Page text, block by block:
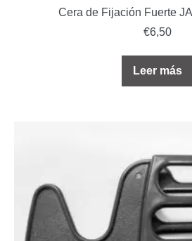
Cera de Fijación Fuerte
€6,50
Leer más